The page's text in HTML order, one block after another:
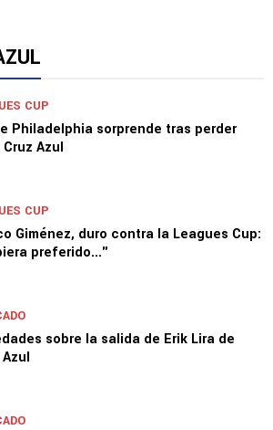
CUP
Philadelphia sorprende tras perder
Azul
CUP
Giménez, duro contra la Leagues Cup:
preferido..."
sobre la salida de Erik Lira de